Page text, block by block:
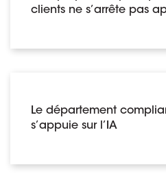
clients ne s’arrête pas
Le département
s’appuie sur l’IA